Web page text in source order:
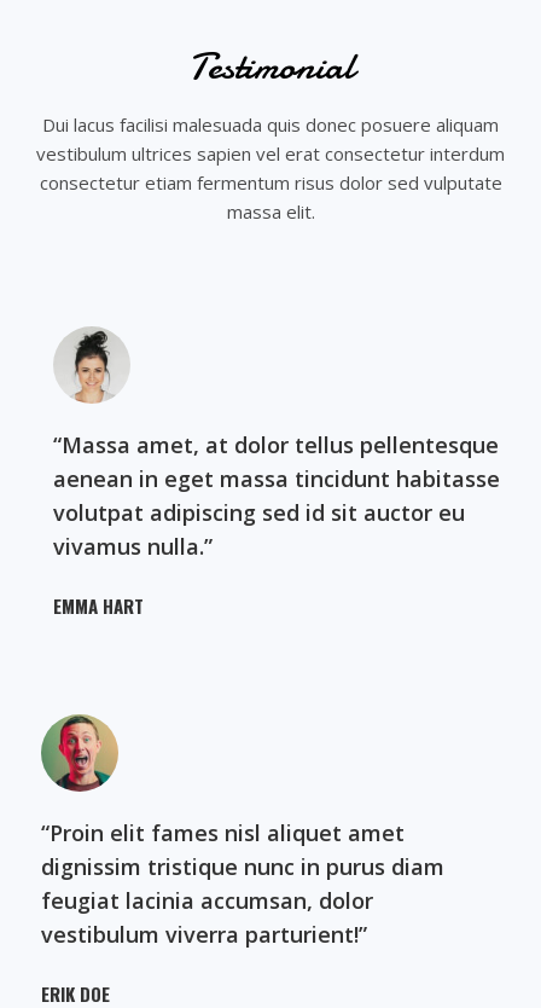
Testimonial​
Dui lacus facilisi malesuada quis donec posuere aliquam
vestibulum ultrices sapien vel erat consectetur interdum
consectetur etiam fermentum risus dolor sed vulputate
massa elit.
“Massa amet, at dolor tellus pellentesque
aenean in eget massa tincidunt habitasse
volutpat adipiscing sed id sit auctor eu
vivamus nulla.”​
EMMA HART​
“Proin elit fames nisl aliquet amet
dignissim tristique nunc in purus diam
feugiat lacinia accumsan, dolor
vestibulum viverra parturient!”​
ERIK DOE